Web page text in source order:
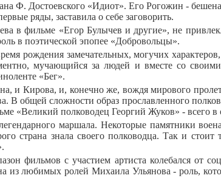
Ф. Достоевского «Идиот». Его Рогожин -
ряды, заставила о себе заговорить.
в фильме «Егор Булычев и другие», не
в поэтической эпопее «Добровольцы».
рождения замечательных, могучих
мучающийся за людей и вместе со
«Бег».
и Кирова, и, конечно же, вождя мирового
сложности образ прославленного
«Великий полководец Георгий Жуков» - всего в
маршала. Некоторые памятники
страна знала своего полководца. Так и
фильмов с участием артиста колебался от
из любимых ролей Михаила Ульянова - роль,